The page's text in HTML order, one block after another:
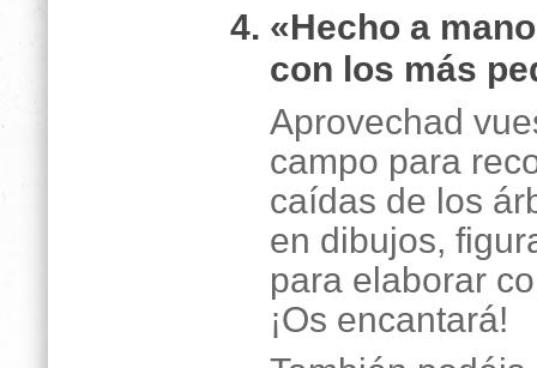
«Hecho a
con los más
Aprovechad
campo para
caídas de los
en dibujos,
para elaborar
¡Os encantará!